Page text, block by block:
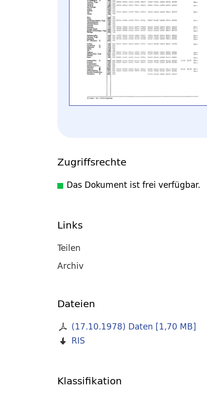
Zugriffsrechte
Das Dokument ist frei verfügbar.
Links
Teilen
Archiv
Dateien
(17.10.1978) Daten [1,70 MB]
RIS
Klassifikation